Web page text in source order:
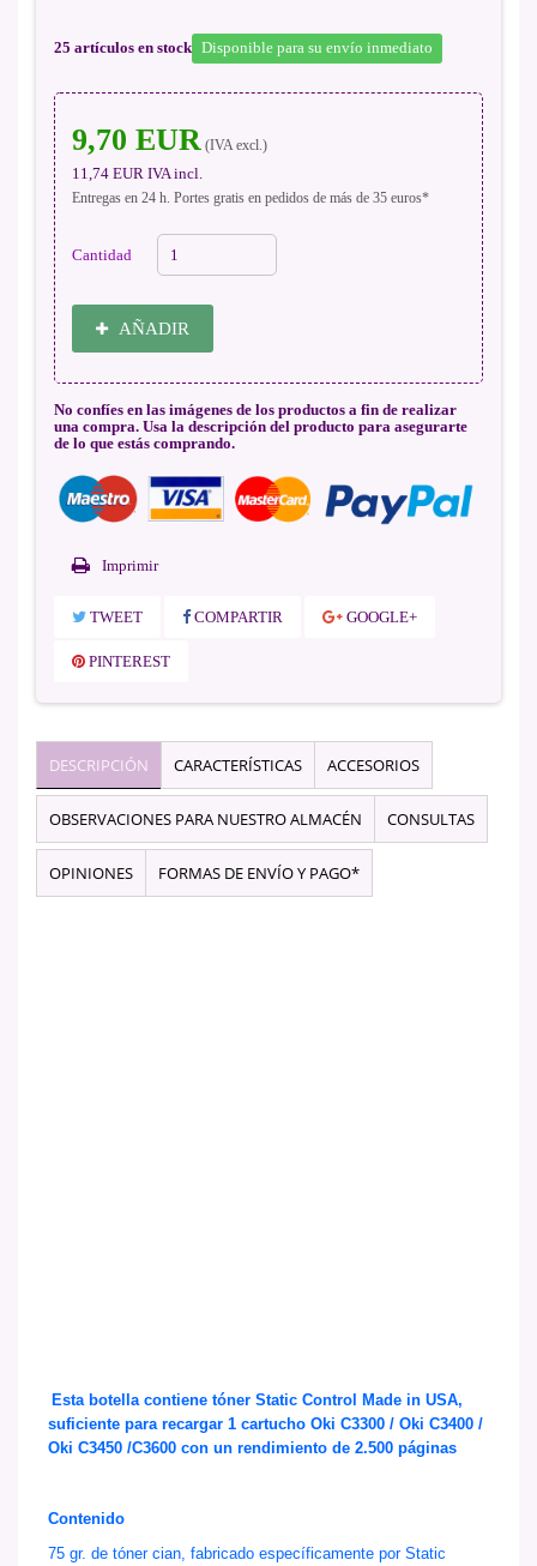
25 artículos en stock Disponible para su envío inmediato
9,70 EUR (IVA excl.)
11,74 EUR IVA incl.
Entregas en 24 h. Portes gratis en pedidos de más de 35 euros*
Cantidad
AÑADIR
No confíes en las imágenes de los productos a fin de realizar
una compra. Usa la descripción del producto para asegurarte
de lo que estás comprando.
Imprimir
TWEET COMPARTIR GOOGLE+
PINTEREST
DESCRIPCIÓN CARACTERÍSTICAS ACCESORIOS
OBSERVACIONES PARA NUESTRO ALMACÉN CONSULTAS
OPINIONES FORMAS DE ENVÍO Y PAGO*
Esta botella contiene tóner Static Control Made in USA,
suficiente para recargar 1 cartucho Oki C3300 / Oki C3400 /
Oki C3450 /C3600 con un rendimiento de 2.500 páginas
Contenido
75 gr. de tóner cian, fabricado específicamente por Static